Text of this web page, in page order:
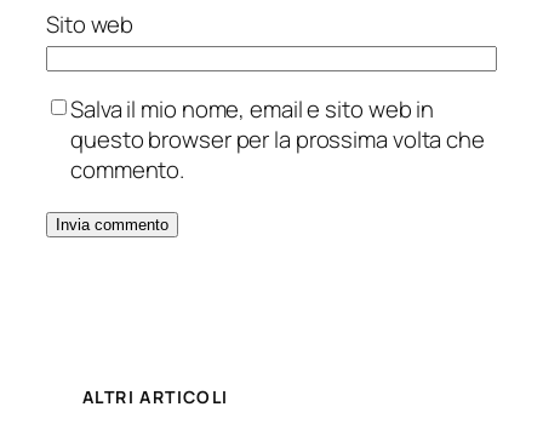
Sito web
Salva il mio nome, email e sito web in
questo browser per la prossima volta che
commento.
ALTRI ARTICOLI